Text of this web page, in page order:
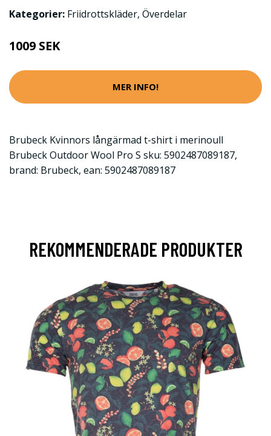
Kategorier: Friidrottskläder, Överdelar
1009 SEK
MER INFO!
Brubeck Kvinnors långärmad t-shirt i merinoull
Brubeck Outdoor Wool Pro S sku: 5902487089187,
brand: Brubeck, ean: 5902487089187
REKOMMENDERADE PRODUKTER